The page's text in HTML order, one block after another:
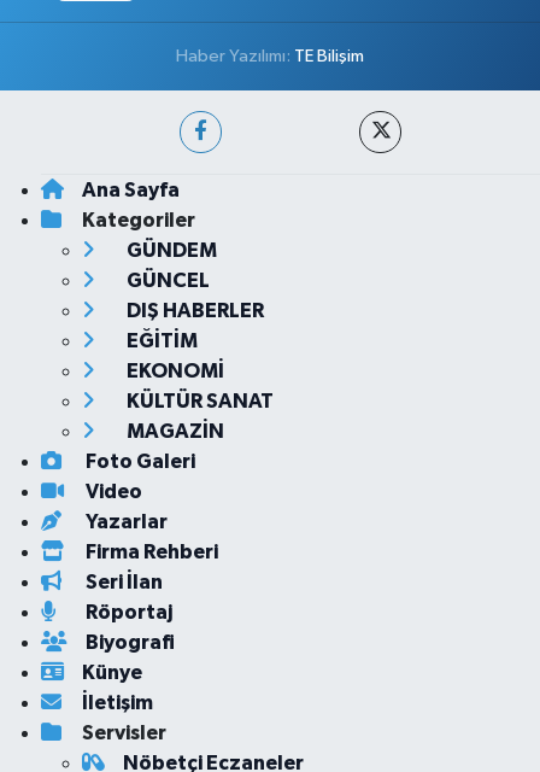
Haber Yazılımı: TE Bilişim
Ana Sayfa
Kategoriler
GÜNDEM
GÜNCEL
DIŞ HABERLER
EĞİTİM
EKONOMİ
KÜLTÜR SANAT
MAGAZİN
Foto Galeri
Video
Yazarlar
Firma Rehberi
Seri İlan
Röportaj
Biyografi
Künye
İletişim
Servisler
Nöbetçi Eczaneler